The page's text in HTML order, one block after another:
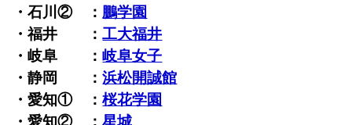
・石川② ： 鵬学園
・福井 ：工大福井
・岐阜 ：岐阜女子
・静岡 ：浜松開誠館
・愛知① ：桜花学園
・愛知② ：星城